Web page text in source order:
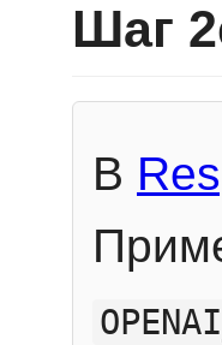
Шаг
В